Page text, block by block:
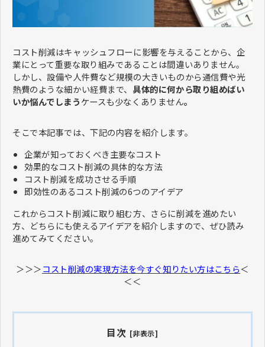
​​​​​​​コスト削減はキャッシュフローに影響を与えることから、企
業にとって重要な取り組みであることは間違いありません。
しかし、設備や人件費など規模の大きいものから通信費や光
熱費のような細かい経費まで、 具体的に何から取り組めばい
いか悩んでしまうケースも少なくありません。
そこで本記事では、下記の内容を紹介します。
企業が知っておくべき主要なコスト
効果的なコスト削減の具体的な方法
コスト削減を成功させる手順
即効性のあるコスト削減の6つのアイデア
これからコスト削減に取り組む方、さらに削減を進めたい
方、どちらにも使えるアイデアを紹介しますので、ぜひ読み
進めてみてください。
＞＞＞コスト削減の実現方法を今すぐ知りたい方はこちら＜
＜＜
目次 [非表示]